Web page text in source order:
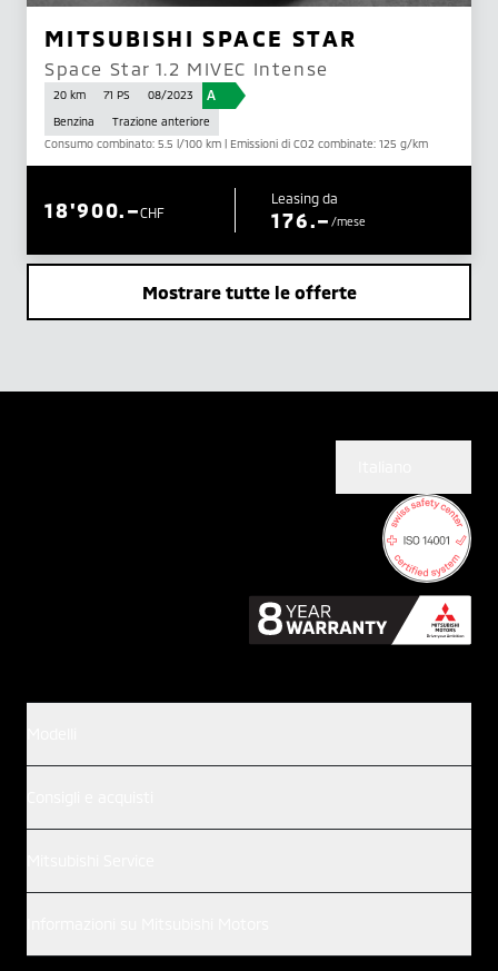
MITSUBISHI SPACE STAR
Space Star 1.2 MIVEC Intense
20 km 71 PS 08/2023 A
Benzina
Trazione anteriore
Consumo combinato: 5.5 l/100 km | Emissioni di CO2 combinate: 125 g/km
CHF
18'900.– Leasing da
176.–/mese
Mostrare tutte le offerte